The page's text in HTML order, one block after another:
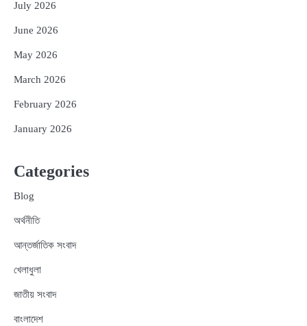
July 2026
June 2026
May 2026
March 2026
February 2026
January 2026
Categories
Blog
অর্থনীতি
আন্তর্জাতিক সংবাদ
খেলাধুলা
জাতীয় সংবাদ
বাংলাদেশ